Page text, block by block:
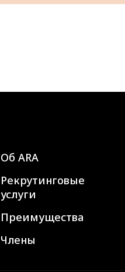
Об ARA
Рекрутинговые
услуги
Преимущества
Члены